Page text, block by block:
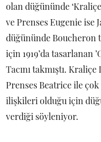
olan düğününde
ve Prenses Eugenie ise
düğününde Boucheron
için 1919’da tasarlanan
Tacını takmıştı.
Prenses Beatrice ile
ilişkileri olduğu için
verdiği söyleniyor.